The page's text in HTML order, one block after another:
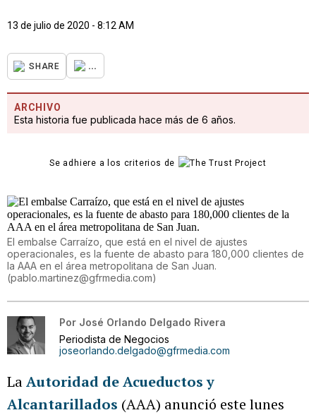
13 de julio de 2020 - 8:12 AM
SHARE ...
ARCHIVO
Esta historia fue publicada hace más de 6 años.
Se adhiere a los criterios de
El embalse Carraízo, que está en el nivel de ajustes
operacionales, es la fuente de abasto para 180,000 clientes de
la AAA en el área metropolitana de San Juan.
(pablo.martinez@gfrmedia.com)
Por José Orlando Delgado Rivera
Periodista de Negocios
joseorlando.delgado@gfrmedia.com
LaAutoridad de Acueductos y
Alcantarillados (AAA) anunció este lunes